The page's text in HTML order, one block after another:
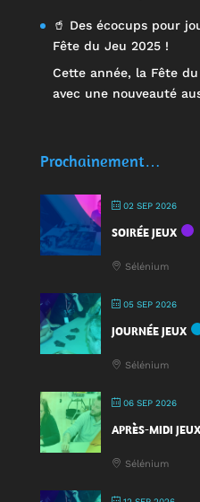
🥤 Des écocups pour
Fête du Jeu 2025 !
Cette année, la Fête
avec une nouveauté
Prochainement…
02 SEP 2026
SOIRÉE JEUX
Sélénium
05 SEP 2026
JOURNÉE JEUX
Sélénium
06 SEP 2026
APRÈS-MIDI JEUX
Sélénium